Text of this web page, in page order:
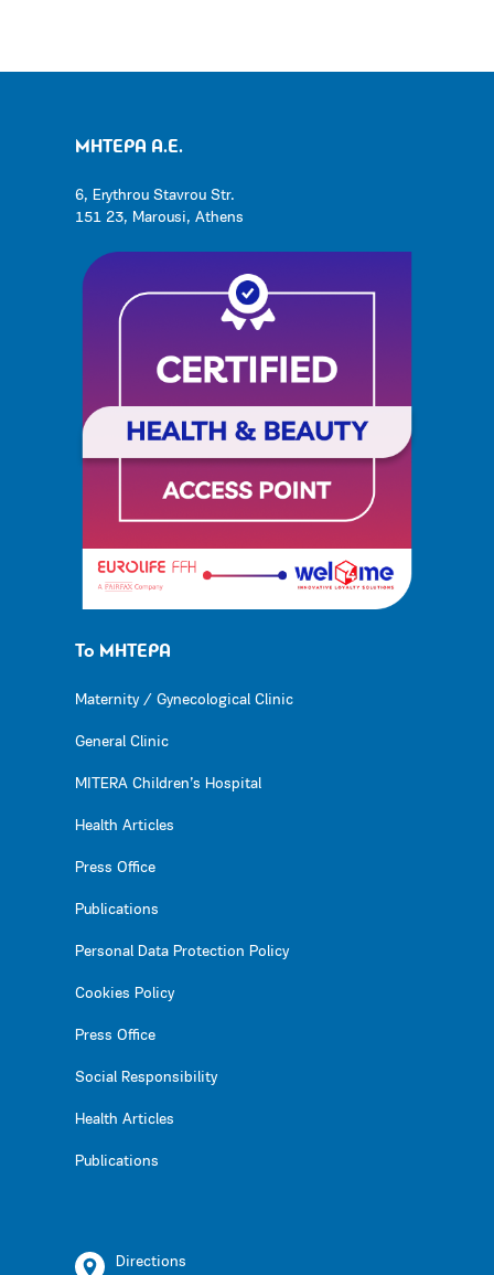
ΜΗΤΕΡΑ Α.Ε.
6, Erythrou Stavrou Str.
151 23, Marousi, Athens
Το ΜΗΤΕΡΑ
Maternity / Gynecological Clinic
General Clinic
MITERA Children’s Hospital
Health Articles
Press Office
Publications
Personal Data Protection Policy
Cookies Policy
Press Office
Social Responsibility
Health Articles
Publications
Directions